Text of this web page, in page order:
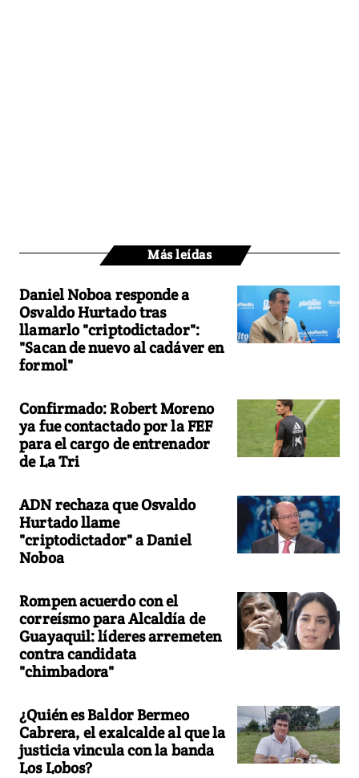
Más leídas
Daniel Noboa responde a
Osvaldo Hurtado tras
llamarlo "criptodictador":
"Sacan de nuevo al cadáver en
formol"
Confirmado: Robert Moreno
ya fue contactado por la FEF
para el cargo de entrenador
de La Tri
ADN rechaza que Osvaldo
Hurtado llame
"criptodictador" a Daniel
Noboa
Rompen acuerdo con el
correísmo para Alcaldía de
Guayaquil: líderes arremeten
contra candidata
"chimbadora"
¿Quién es Baldor Bermeo
Cabrera, el exalcalde al que la
justicia vincula con la banda
Los Lobos?